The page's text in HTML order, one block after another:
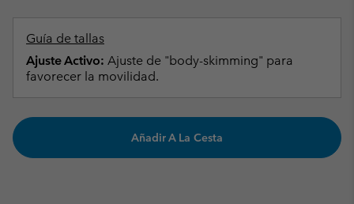
Guía de tallas
Ajuste Activo: Ajuste de "body-skimming" para
favorecer la movilidad.
Añadir A La Cesta